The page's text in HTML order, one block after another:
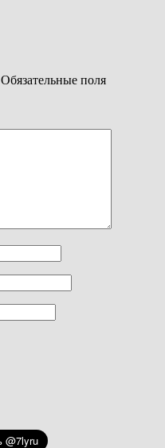
Обязательные поля